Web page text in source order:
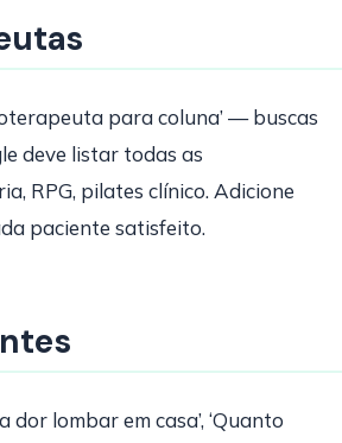
para coluna’ — buscas
deve listar todas as
RPG, pilates clínico. Adicione
paciente satisfeito.
lombar em casa’, ‘Quanto